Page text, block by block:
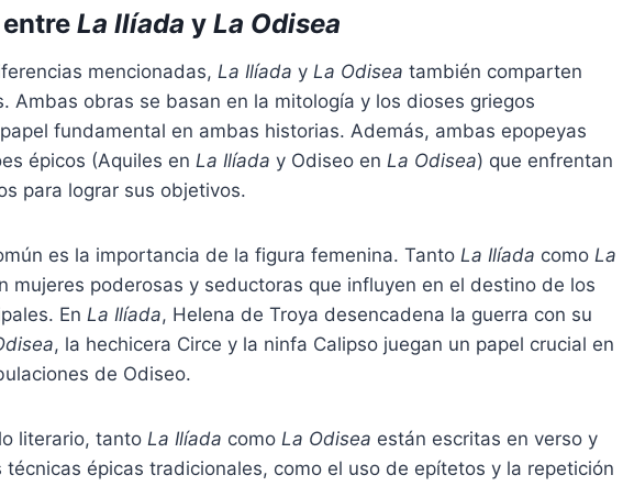
La Ilíada y La Odisea
mencionadas, La Ilíada y La Odisea también comparten
Ambas obras se basan en la mitología y los dioses griegos
fundamental en ambas historias. Además, ambas epopeyas
épicos (Aquiles en La Ilíada y Odiseo en La Odisea) que enfrentan
para lograr sus objetivos.
es la importancia de la figura femenina. Tanto La Ilíada como La
mujeres poderosas y seductoras que influyen en el destino de los
En La Ilíada, Helena de Troya desencadena la guerra con su
, la hechicera Circe y la ninfa Calipso juegan un papel crucial en
de Odiseo.
literario, tanto La Ilíada como La Odisea están escritas en verso y
técnicas épicas tradicionales, como el uso de epítetos y la repetición